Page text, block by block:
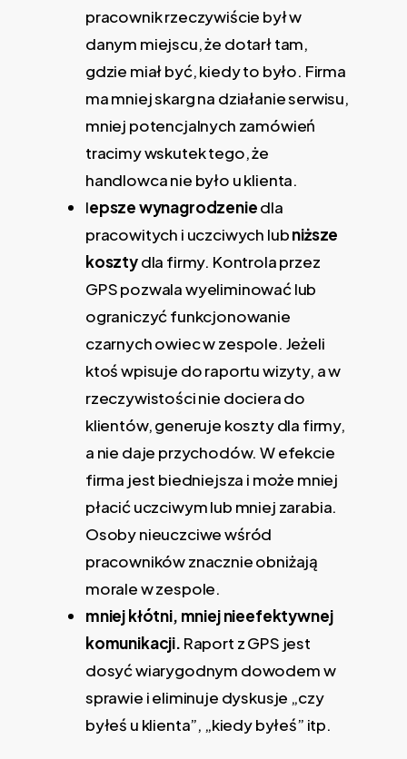
pracownik rzeczywiście był w
danym miejscu, że dotarł tam,
gdzie miał być, kiedy to było. Firma
ma mniej skarg na działanie serwisu,
mniej potencjalnych zamówień
tracimy wskutek tego, że
handlowca nie było u klienta.
lepsze wynagrodzeniedla
pracowitych i uczciwych lubniższe
kosztydla firmy. Kontrola przez
GPS pozwala wyeliminować lub
ograniczyć funkcjonowanie
czarnych owiec w zespole. Jeżeli
ktoś wpisuje do raportu wizyty, a w
rzeczywistości nie dociera do
klientów, generuje koszty dla firmy,
a nie daje przychodów. W efekcie
firma jest biedniejsza i może mniej
płacić uczciwym lub mniej zarabia.
Osoby nieuczciwe wśród
pracowników znacznie obniżają
morale w zespole.
mniej kłótni, mniej nieefektywnej
komunikacji. Raport z GPS jest
dosyć wiarygodnym dowodem w
sprawie i eliminuje dyskusje „czy
byłeś u klienta”, „kiedy byłeś” itp.